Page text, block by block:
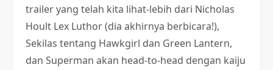
trailer yang telah kita lihat-lebih dari Nicholas
Hoult Lex Luthor (dia akhirnya berbicara!),
Sekilas tentang Hawkgirl dan Green Lantern,
dan Superman akan head-to-head dengan kaiju